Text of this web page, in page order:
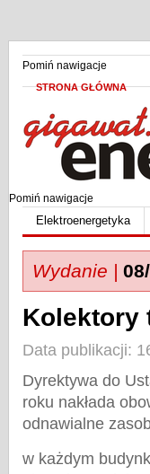
Pomiń nawigacje
STRONA GŁÓWNA
Pomiń nawigacje
Elektroenergetyka
Wydanie |
Kolektory
Data publikacji:
Dyrektywa do
roku nakłada
odnawialne
w każdym